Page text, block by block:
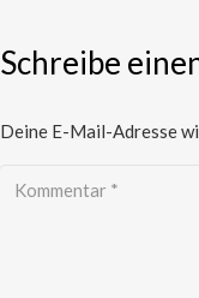
Schreibe
Deine E-Mail-Adresse